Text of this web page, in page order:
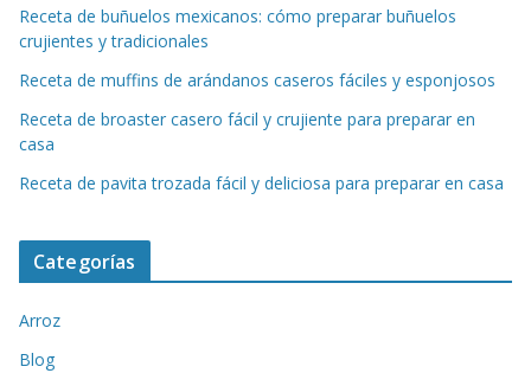
Receta de buñuelos mexicanos: cómo preparar buñuelos
crujientes y tradicionales
Receta de muffins de arándanos caseros fáciles y esponjosos
Receta de broaster casero fácil y crujiente para preparar en
casa
Receta de pavita trozada fácil y deliciosa para preparar en casa
Categorías
Arroz
Blog